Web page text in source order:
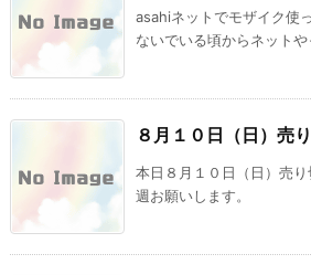
asahiネットでモザイク使
ないでいる頃からネット
８月１０日（日）売
本日８月１０日（日）売
週お願いします。